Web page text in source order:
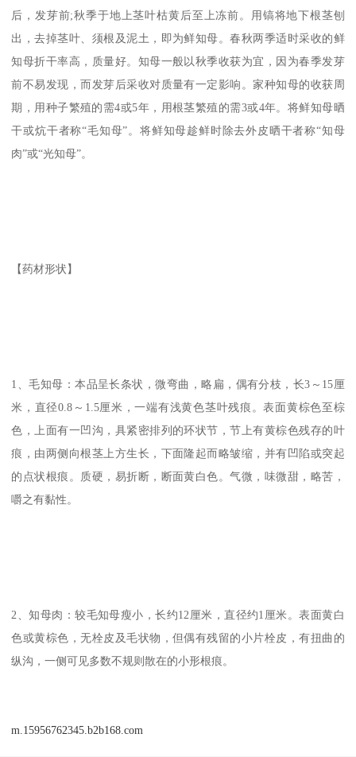
后，发芽前;秋季于地上茎叶枯黄后至上冻前。用镐将地下根茎刨
出，去掉茎叶、须根及泥土，即为鲜知母。春秋两季适时采收的鲜
知母折干率高，质量好。知母一般以秋季收获为宜，因为春季发芽
前不易发现，而发芽后采收对质量有一定影响。家种知母的收获周
期，用种子繁殖的需4或5年，用根茎繁殖的需3或4年。将鲜知母晒
干或炕干者称“毛知母”。将鲜知母趁鲜时除去外皮晒干者称“知母
肉”或“光知母”。
【药材形状】
1、毛知母：本品呈长条状，微弯曲，略扁，偶有分枝，长3～15厘
米，直径0.8～1.5厘米，一端有浅黄色茎叶残痕。表面黄棕色至棕
色，上面有一凹沟，具紧密排列的环状节，节上有黄棕色残存的叶
痕，由两侧向根茎上方生长，下面隆起而略皱缩，并有凹陷或突起
的点状根痕。质硬，易折断，断面黄白色。气微，味微甜，略苦，
嚼之有黏性。
2、知母肉：较毛知母瘦小，长约12厘米，直径约1厘米。表面黄白
色或黄棕色，无栓皮及毛状物，但偶有残留的小片栓皮，有扭曲的
纵沟，一侧可见多数不规则散在的小形根痕。
m.15956762345.b2b168.com